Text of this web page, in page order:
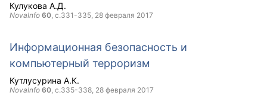
Кулукова А.Д.
NovaInfo 60, с.331-335, 28 февраля 2017
Информационная безопасность и
компьютерный терроризм
Кутлусурина А.К.
NovaInfo 60, с.335-338, 28 февраля 2017